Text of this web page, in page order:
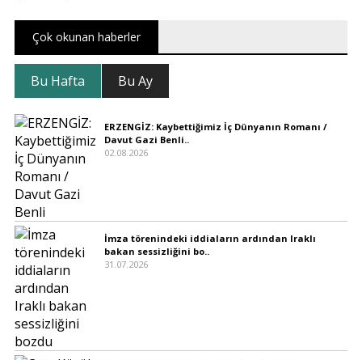
Çok okunan haberler
Bu Hafta Bu Ay
ERZENGİZ: Kaybettiğimiz İç Dünyanın Romanı /
Davut Gazi Benli..
02.08.2026
İmza törenindeki iddiaların ardından Iraklı
bakan sessizliğini bo..
31.07.2026